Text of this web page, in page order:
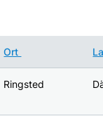
Ort
Ringsted